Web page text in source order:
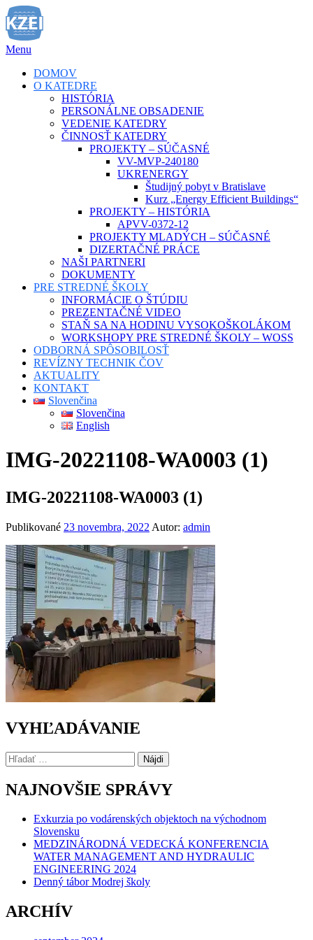
Prejsť
na
obsah
Menu
DOMOV
O KATEDRE
HISTÓRIA
PERSONÁLNE OBSADENIE
VEDENIE KATEDRY
ČINNOSŤ KATEDRY
PROJEKTY – SÚČASNÉ
VV-MVP-240180
UKRENERGY
Študijný pobyt v Bratislave
Kurz „Energy Efficient Buildings“
PROJEKTY – HISTÓRIA
APVV-0372-12
PROJEKTY MLADÝCH – SÚČASNÉ
DIZERTAČNÉ PRÁCE
NAŠI PARTNERI
DOKUMENTY
PRE STREDNÉ ŠKOLY
INFORMÁCIE O ŠTÚDIU
PREZENTAČNÉ VIDEO
STAŇ SA NA HODINU VYSOKOŠKOLÁKOM
WORKSHOPY PRE STREDNÉ ŠKOLY – WOSS
ODBORNÁ SPÔSOBILOSŤ
REVÍZNY TECHNIK ČOV
AKTUALITY
KONTAKT
Slovenčina
Slovenčina
English
IMG-20221108-WA0003 (1)
IMG-20221108-WA0003 (1)
Publikované 23 novembra, 2022 Autor: admin
VYHĽADÁVANIE
Hľadať:
NAJNOVŠIE SPRÁVY
Exkurzia po vodárenských objektoch na východnom
Slovensku
MEDZINÁRODNÁ VEDECKÁ KONFERENCIA
WATER MANAGEMENT AND HYDRAULIC
ENGINEERING 2024
Denný tábor Modrej školy
ARCHÍV